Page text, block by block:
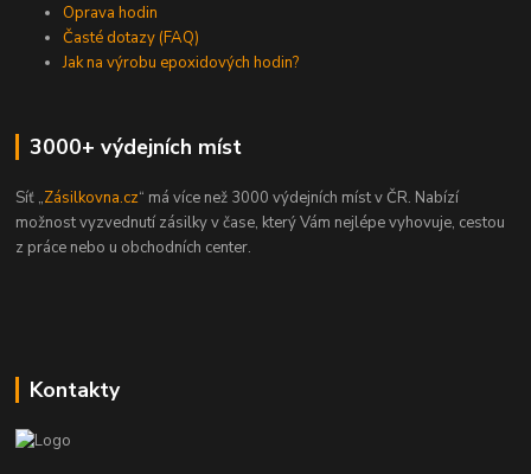
Oprava hodin
Časté dotazy (FAQ)
Jak na výrobu epoxidových hodin?
3000+ výdejních míst
Síť „Zásilkovna.cz“ má více než 3000 výdejních míst v ČR. Nabízí
možnost vyzvednutí zásilky v čase, který Vám nejlépe vyhovuje, cestou
z práce nebo u obchodních center.
Kontakty